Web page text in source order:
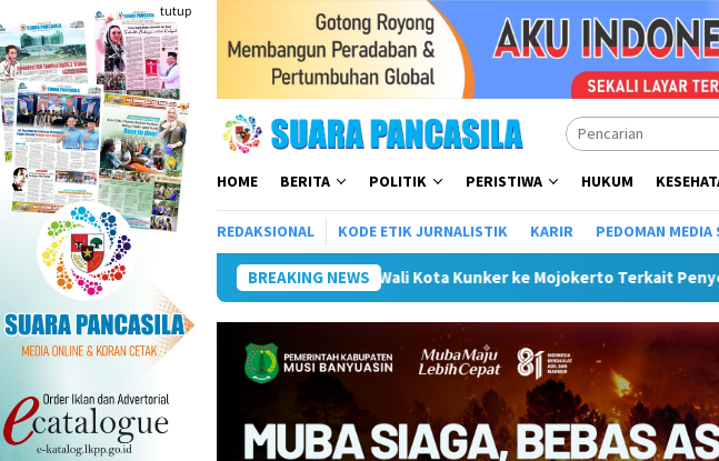
ke
konten
tutup
HOME BERITA POLITIK PERISTIWA HUKUM
REDAKSIONAL KODE ETIK JURNALISTIK KARIR PEDOMAN MEDIA
BREAKING NEWS
Wali Kota Kunker ke Mojokerto Terkait Penyelenggaraan Infrastruktur